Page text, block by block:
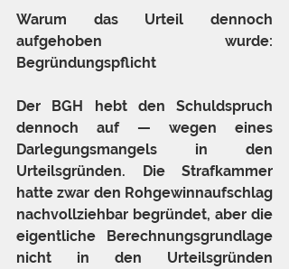
Warum das Urteil dennoch
aufgehoben wurde:
Begründungspflicht
Der BGH hebt den Schuldspruch
dennoch auf — wegen eines
Darlegungsmangels in den
Urteilsgründen. Die Strafkammer
hatte zwar den Rohgewinnaufschlag
nachvollziehbar begründet, aber die
eigentliche Berechnungsgrundlage
nicht in den Urteilsgründen